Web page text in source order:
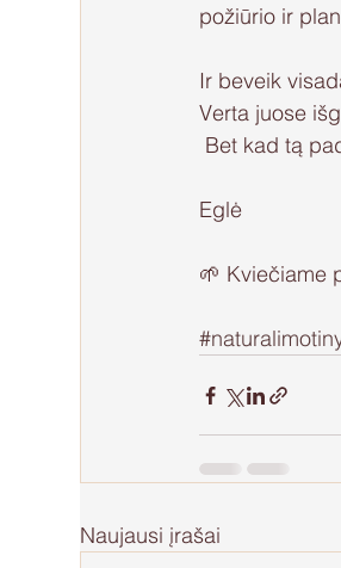
požiūrio ir
Ir beveik
Verta juose
Bet kad tą
Eglė
🌱 Kviečiame
Naujausi įrašai